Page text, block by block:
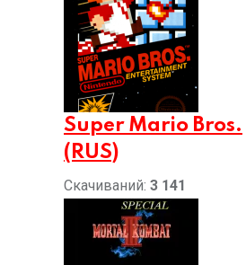
Super Mario Bros.
(RUS)
Скачиваний: 3 141